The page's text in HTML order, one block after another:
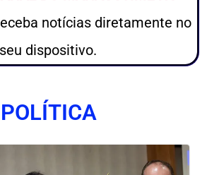
notícias diretamente no
seu dispositivo.
POLÍTICA